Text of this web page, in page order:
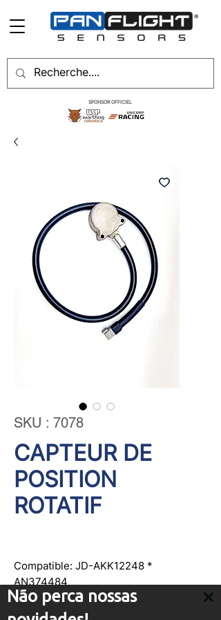
Não perca nossas
SPONSOR OFFICIEL
SKU : 7078
CAPTEUR DE
POSITION
ROTATIF
Compatible: JD-AKK12248 *
AN374484